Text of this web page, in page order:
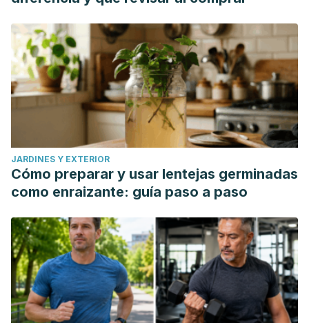
JARDINES Y EXTERIOR
Cómo preparar y usar lentejas germinadas
como enraizante: guía paso a paso